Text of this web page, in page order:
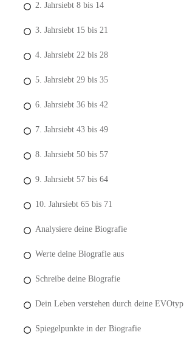
2. Jahrsiebt 8 bis 14
3. Jahrsiebt 15 bis 21
4. Jahrsiebt 22 bis 28
5. Jahrsiebt 29 bis 35
6. Jahrsiebt 36 bis 42
7. Jahrsiebt 43 bis 49
8. Jahrsiebt 50 bis 57
9. Jahrsiebt 57 bis 64
10. Jahrsiebt 65 bis 71
Analysiere deine Biografie
Werte deine Biografie aus
Schreibe deine Biografie
Dein Leben verstehen durch deine EVOtyp
Spiegelpunkte in der Biografie